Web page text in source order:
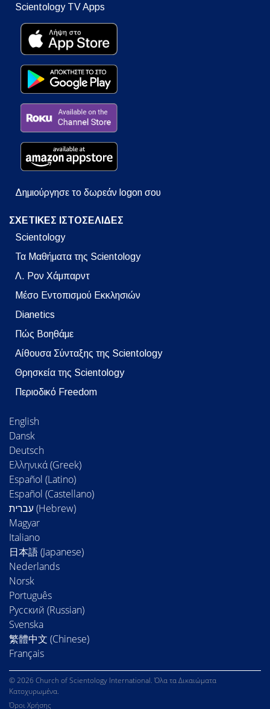
Scientology TV Apps
Δημιούργησε το δωρεάν logon σου
ΣΧΕΤΙΚΕΣ ΙΣΤΟΣΕΛΙΔΕΣ
Scientology
Τα Μαθήματα της Scientology
Λ. Ρον Χάμπαρντ
Μέσο Εντοπισμού Εκκλησιών
Dianetics
Πώς Βοηθάμε
Αίθουσα Σύνταξης της Scientology
Θρησκεία της Scientology
Περιοδικό Freedom
English
Dansk
Deutsch
Ελληνικά (Greek)
Español (Latino)
Español (Castellano)
Magyar
Italiano
日本語 (Japanese)
Nederlands
Norsk
Português
Русский (Russian)
Svenska
繁體中文 (Chinese)
Français
© 2026 Church of Scientology International. Όλα τα Δικαιώματα
Κατοχυρωμένα.
Όροι Χρήσης